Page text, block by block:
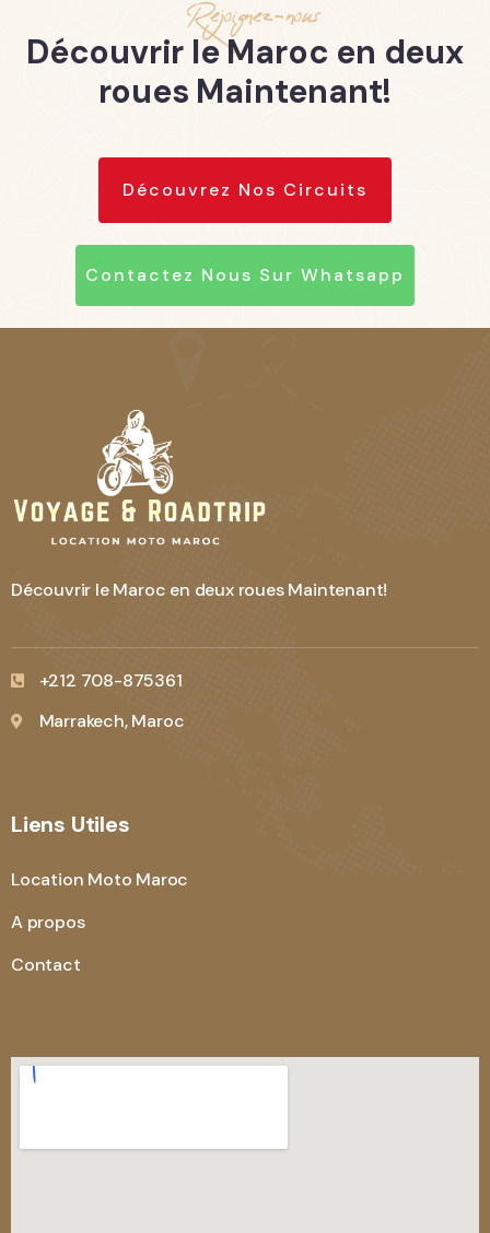
Rejoignez-nous
Découvrir le Maroc en deux
roues Maintenant!
Découvrez Nos Circuits
Contactez Nous Sur Whatsapp
Découvrir le Maroc en deux roues Maintenant!
+212 708-875361
Marrakech, Maroc
Liens Utiles
Location Moto Maroc
A propos
Contact